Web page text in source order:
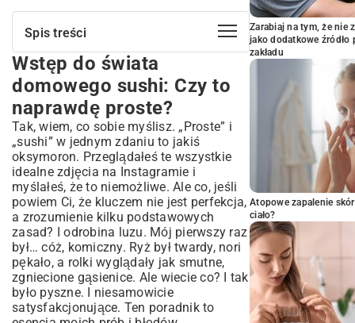
Spis treści
Wstęp do świata domowego sushi: Czy
to naprawdę proste?
Dlaczego warto spróbować zrobić sushi w
domu?
Niezbędne składniki i akcesoria: Co
przygotować na start?
Ryż do sushi: Sekrety idealnej konsystencji
Wybór dodatków: Od klasyki po Twoje
ulubione smaki
Podstawowe narzędzia do zwijania sushi
Prosty przepis na sushi krok po kroku:
Przewodnik dla początkujących
Perfekcyjne gotowanie ryżu: Podstawa
sukcesu
Przygotowanie nadzienia: Krojenie i
sezonowanie
Wstęp do świata
domowego sushi: Czy to
naprawdę proste?
Tak, wiem, co sobie myślisz. „Proste” i
„sushi” w jednym zdaniu to jakiś
oksymoron. Przeglądałeś te wszystkie
idealne zdjęcia na Instagramie i
myślałeś, że to niemożliwe. Ale co, jeśli
powiem Ci, że kluczem nie jest perfekcja,
a zrozumienie kilku podstawowych
zasad? I odrobina luzu. Mój pierwszy raz
był… cóż, komiczny. Ryż był twardy, nori
pękało, a rolki wyglądały jak smutne,
zgniecione gąsienice. Ale wiecie co? I tak
było pyszne. I niesamowicie
satysfakcjonujące. Ten poradnik to
Zarabiaj na tym, że nie
jako dodatkowe
zakładu
Atopowe zapalenie
ciało?